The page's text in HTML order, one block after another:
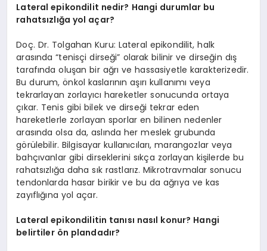
Lateral epikondilit nedir? Hangi durumlar bu
rahatsızlığa yol açar?
Doç. Dr. Tolgahan Kuru: Lateral epikondilit, halk
arasında “tenisçi dirseği” olarak bilinir ve dirseğin dış
tarafında oluşan bir ağrı ve hassasiyetle karakterizedir.
Bu durum, önkol kaslarının aşırı kullanımı veya
tekrarlayan zorlayıcı hareketler sonucunda ortaya
çıkar. Tenis gibi bilek ve dirseği tekrar eden
hareketlerle zorlayan sporlar en bilinen nedenler
arasında olsa da, aslında her meslek grubunda
görülebilir. Bilgisayar kullanıcıları, marangozlar veya
bahçıvanlar gibi dirseklerini sıkça zorlayan kişilerde bu
rahatsızlığa daha sık rastlarız. Mikrotravmalar sonucu
tendonlarda hasar birikir ve bu da ağrıya ve kas
zayıflığına yol açar.
Lateral epikondilitin tanısı nasıl konur? Hangi
belirtiler ön plandadır?